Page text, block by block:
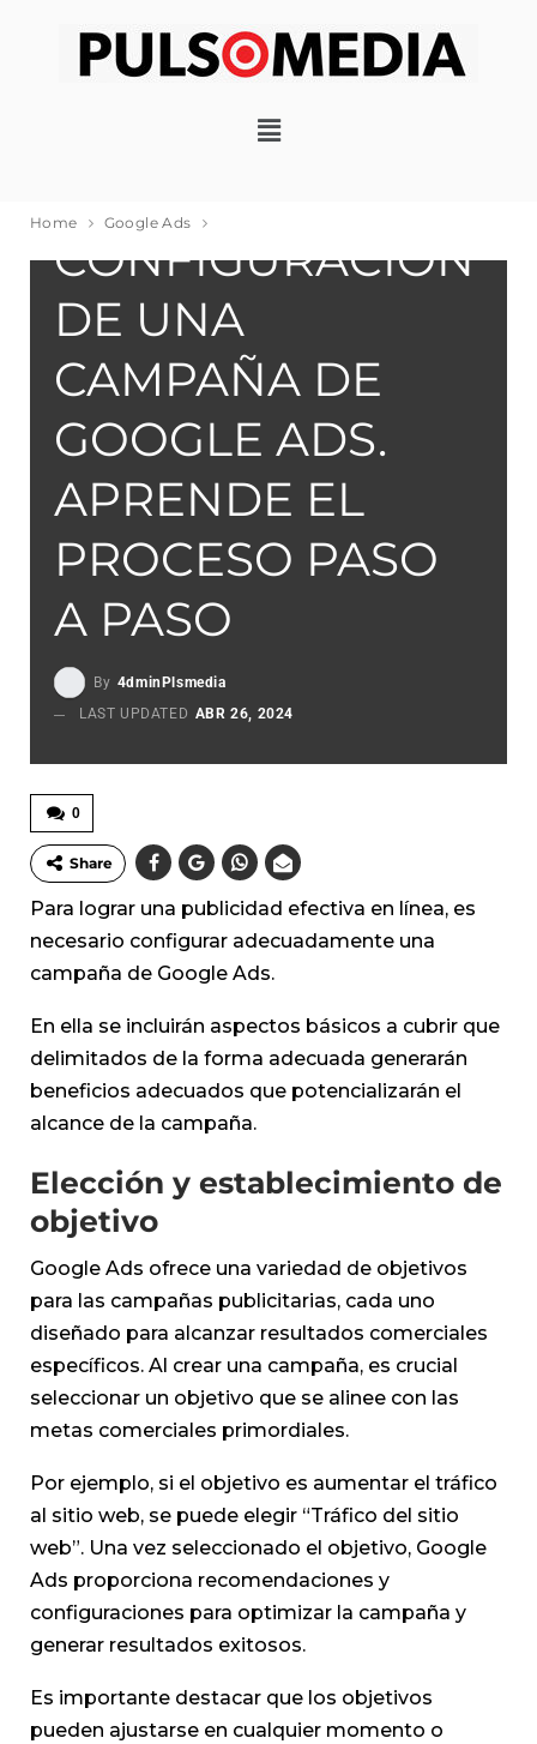
Home Google Ads
CONFIGURACIÓN
DE UNA
CAMPAÑA DE
GOOGLE ADS.
APRENDE EL
PROCESO PASO
A PASO
By 4dminPlsmedia
LAST UPDATED ABR 26, 2024
0
Share
Para lograr una publicidad efectiva en línea, es
necesario configurar adecuadamente una
campaña de Google Ads.
En ella se incluirán aspectos básicos a cubrir que
delimitados de la forma adecuada generarán
beneficios adecuados que potencializarán el
alcance de la campaña.
Elección y establecimiento de
objetivo
Google Ads ofrece una variedad de objetivos
para las campañas publicitarias, cada uno
diseñado para alcanzar resultados comerciales
específicos. Al crear una campaña, es crucial
seleccionar un objetivo que se alinee con las
metas comerciales primordiales.
Por ejemplo, si el objetivo es aumentar el tráfico
al sitio web, se puede elegir “Tráfico del sitio
web”. Una vez seleccionado el objetivo, Google
Ads proporciona recomendaciones y
configuraciones para optimizar la campaña y
generar resultados exitosos.
Es importante destacar que los objetivos
pueden ajustarse en cualquier momento o